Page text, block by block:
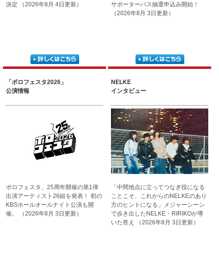
決定
（2026年8月 4日更新）
サポータ ーパス抽選申込み開始！
（2026年8月 3日更新）
「ボロフェスタ2026」
公演情報
ボロフェスタ、25周年開催の第1弾
出演アーティスト26組を発表！ 初の
KBSホールオールナイト公演も開
催。
（2026年8月 3日更新）
NELKE
インタビュー
「中間地点に立ってつなぎ役になる
ことこそ、これからのNELKEのあり
方のヒントになる」
メジャーシーン
で歩き出した NELKE・RIRIKOが導
いた答え
（2026年8月 3日更新）